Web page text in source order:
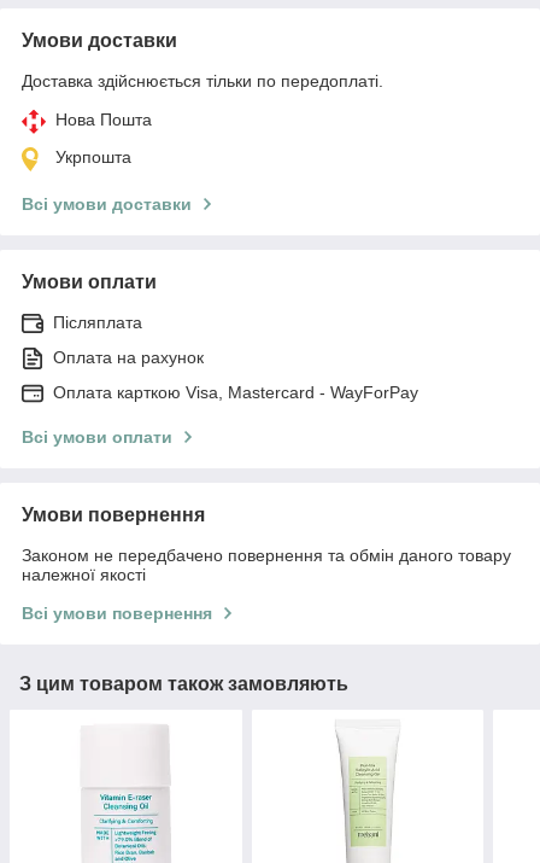
Умови доставки
Доставка здійснюється тільки по передоплаті.
Нова Пошта
Укрпошта
Всі умови доставки
Умови оплати
Післяплата
Оплата на рахунок
Оплата карткою Visa, Mastercard - WayForPay
Всі умови оплати
Умови повернення
Законом не передбачено повернення та обмін даного товару
належної якості
Всі умови повернення
З цим товаром також замовляють